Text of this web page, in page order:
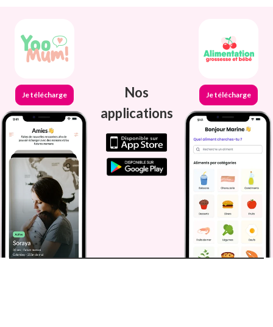
Je télécharge
Nos
applications
Je télécharge